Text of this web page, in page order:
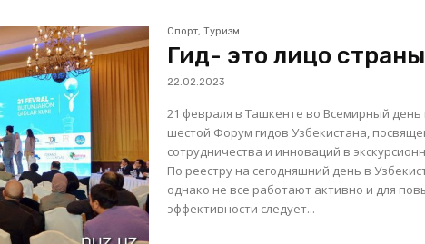
Спорт, Туризм
Гид- это лицо страны
22.02.2023
21 февраля в Ташкенте во Всемирный день
шестой Форум гидов Узбекистана,
сотрудничества и инноваций в
По реестру на сегодняшний день в
однако не все работают активно и для
эффективности следует...